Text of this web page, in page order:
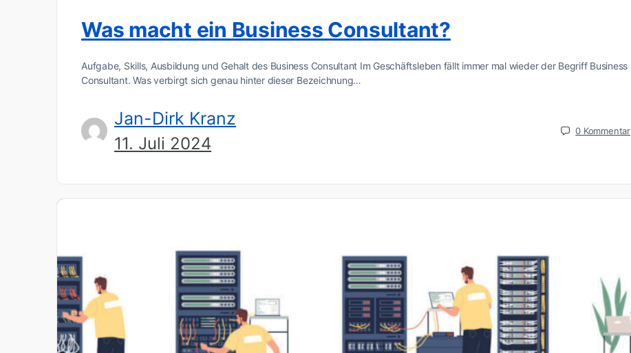
Was macht ein Business Consultant?
Aufgabe, Skills, Ausbildung und Gehalt des Business Consultant Im Geschäftsleben fällt immer mal wieder der Begriff Business
Consultant. Was verbirgt sich genau hinter dieser Bezeichnung…
Jan-Dirk Kranz
11. Juli 2024
0 Kommentar